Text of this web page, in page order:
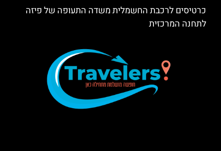
כרטיסים לרכבת החשמלית משדה התעופה של פיזה
לתחנה המרכזית